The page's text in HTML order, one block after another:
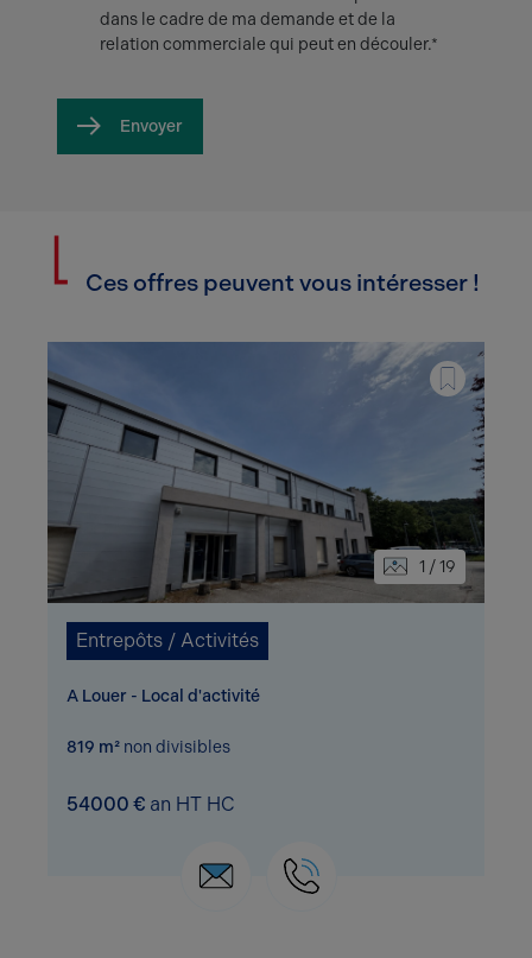
dans le cadre de ma demande et de la
relation commerciale qui peut en découler.*
Envoyer
Ces offres peuvent vous intéresser !
1 / 19
Entrepôts / Activités
A Louer - Local d'activité
819 m² non divisibles
54000 € an HT HC